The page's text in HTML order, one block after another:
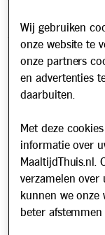
Veelgestelde vragen
Over ons
Nieuwsbrief
Schrijf u in voor
updates over
E-mailadres
Wij gebruiken
onze website te
onze partners
en advertenties
daarbuiten.
Met deze
informatie over
MaaltijdThuis.nl.
verzamelen over
kunnen we onze
beter